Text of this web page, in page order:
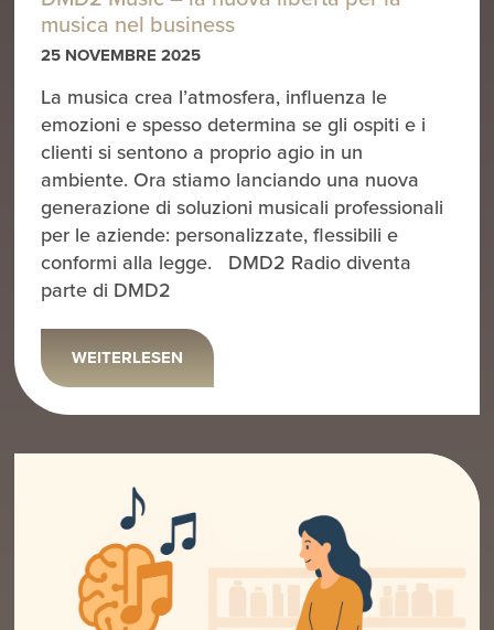
musica nel business
25 NOVEMBRE 2025
La musica crea l’atmosfera, influenza le
emozioni e spesso determina se gli ospiti e i
clienti si sentono a proprio agio in un
ambiente. Ora stiamo lanciando una nuova
generazione di soluzioni musicali professionali
per le aziende: personalizzate, flessibili e
conformi alla legge. DMD2 Radio diventa
parte di DMD2
WEITERLESEN